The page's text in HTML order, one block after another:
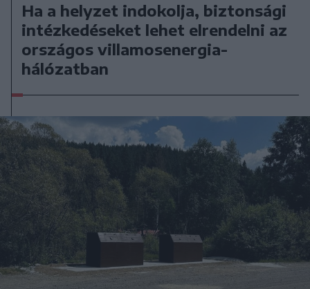
Ha a helyzet indokolja, biztonsági
intézkedéseket lehet elrendelni az
országos villamosenergia-
hálózatban